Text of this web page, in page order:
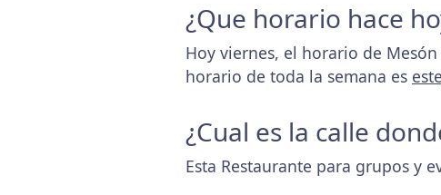
¿Que horario hace
Hoy viernes, el horario de Mesón
horario de toda la semana es este
¿Cual es la calle
Esta Restaurante para grupos y